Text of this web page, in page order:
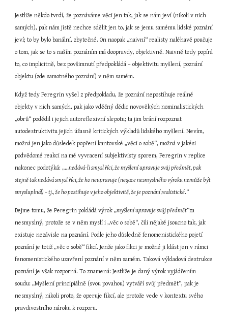
Jestliže někdo tvrdí, že poznáváme věci jen tak, jak se nám jeví (nikoli v nich
samých), pak nám jistě nechce sdělit jen to, jak se jemu samému lidské poznání
jeví; to by bylo banální, zbytečné. On naopak „naivní“ realisty naléhavě poučuje
o tom, jak se to s naším poznáním má doopravdy, objektivně. Naivně tedy popírá
to, co implicitně, bez povšimnutí předpokládá – objektivitu myšlení, poznání
objektu (zde samotného poznání) v něm samém.
Když tedy Peregrin vyšel z předpokladu, že poznání nepostihuje reálné
objekty v nich samých, pak jako vděčný dědic novověkých nominalistických
„obrů“ podědil i jejich autoreflexivní slepotu; ta jim brání rozpoznat
autodestruktivitu jejich úžasně kritických výkladů lidského myšlení. Nevím,
možná jen jako důsledek popření kantovské „věci o sobě“, možná v jakési
podvědomé reakci na mé vyvracení subjektivisty sporem, Peregrin v replice
nakonec podotýká: „…nedává-li smysl říci, že myšlení upravuje svůj předmět, pak
stejně tak nedává smysl říci, že ho neupravuje (negace nesmyslného výroku nemůže být
smysluplná!) – tj., že ho postihuje v jeho objektivitě, že je poznání realistické.“
Dejme tomu, že Peregrin pokládá výrok „myšlení upravuje svůj předmět“za
nesmyslný, protože se v něm myslí i „věc o sobě“, čili nějaké jsoucno tak, jak
existuje nezávisle na poznání. Podle jeho důsledně fenomenistického pojetí
poznání je totiž „věc o sobě“ fikcí. Jenže jako fikci je možné ji klást jen v rámci
fenomenistického uzavření poznání v něm samém. Taková výkladová destrukce
poznání je však rozporná. To znamená: Jestliže je daný výrok vyjádřením
soudu: „Myšlení principiálně (svou povahou) vytváří svůj předmět“, pak je
nesmyslný, nikoli proto, že operuje fikcí, ale protože vede v kontextu svého
pravdivostního nároku k rozporu.